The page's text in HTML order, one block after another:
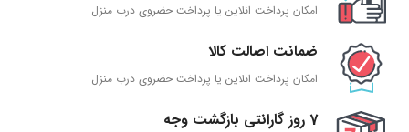
امکان پرداخت انلاین یا پرداخت حضروی درب منزل
ضمانت اصالت کالا
امکان پرداخت انلاین یا پرداخت حضروی درب منزل
7 روز گارانتی بازگشت وجه